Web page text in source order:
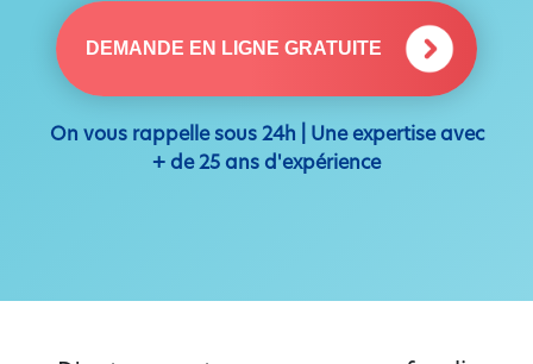
DEMANDE EN LIGNE GRATUITE
On vous rappelle sous 24h | Une expertise avec
+ de 25 ans d'expérience